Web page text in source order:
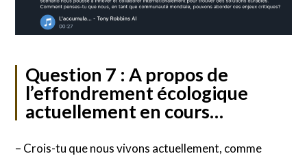
Question 7 : A propos de
l’effondrement écologique
actuellement en cours…
– Crois-tu que nous vivons actuellement, comme